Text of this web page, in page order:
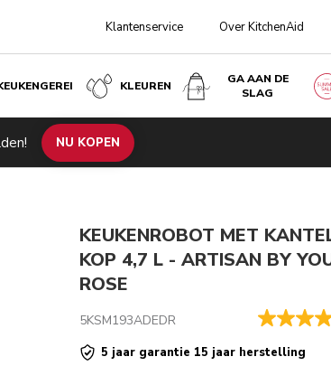
Klantenservice Over KitchenAid
KLEUREN
GA AAN DE
SLAG
NU KOPENBeoordelingen
€ 479,20
KEUKENROBOT MET
KOP 4,7 L - ARTISAN BY
ROSE
5KSM193ADEDR
5 jaar garantie 15 jaar herstelling